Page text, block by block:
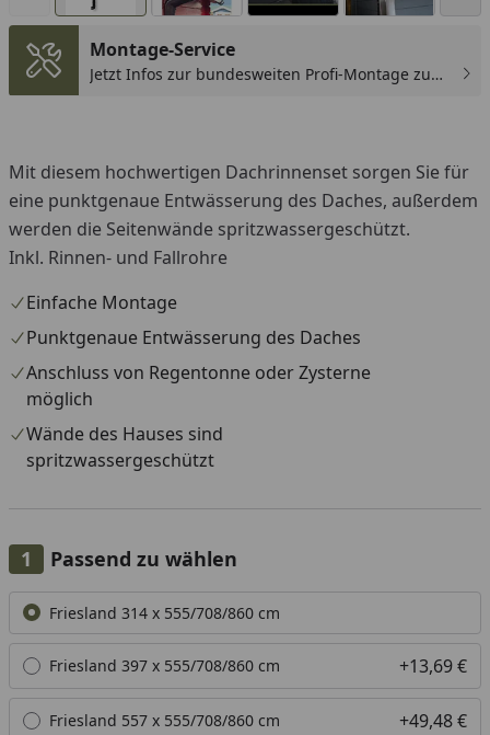
Montage-Service
Jetzt Infos zur bundesweiten Profi-Montage zum
Mit diesem hochwertigen Dachrinnenset sorgen Sie für
eine punktgenaue Entwässerung des Daches, außerdem
werden die Seitenwände spritzwassergeschützt.
Inkl. Rinnen- und Fallrohre
Einfache Montage
Punktgenaue Entwässerung des Daches
Anschluss von Regentonne oder Zysterne
möglich
Wände des Hauses sind
spritzwassergeschützt
Passend zu wählen
Alle anzeigen (3)
Friesland 314 x 555/708/860 cm
Friesland 397 x 555/708/860 cm +13,69 €
Friesland 557 x 555/708/860 cm +49,48 €